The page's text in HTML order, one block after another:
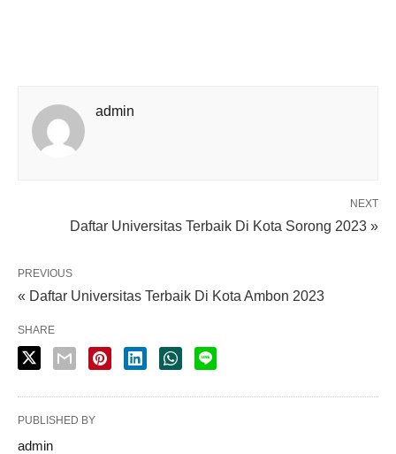
admin
NEXT
Daftar Universitas Terbaik Di Kota Sorong 2023 »
PREVIOUS
« Daftar Universitas Terbaik Di Kota Ambon 2023
SHARE
PUBLISHED BY
admin